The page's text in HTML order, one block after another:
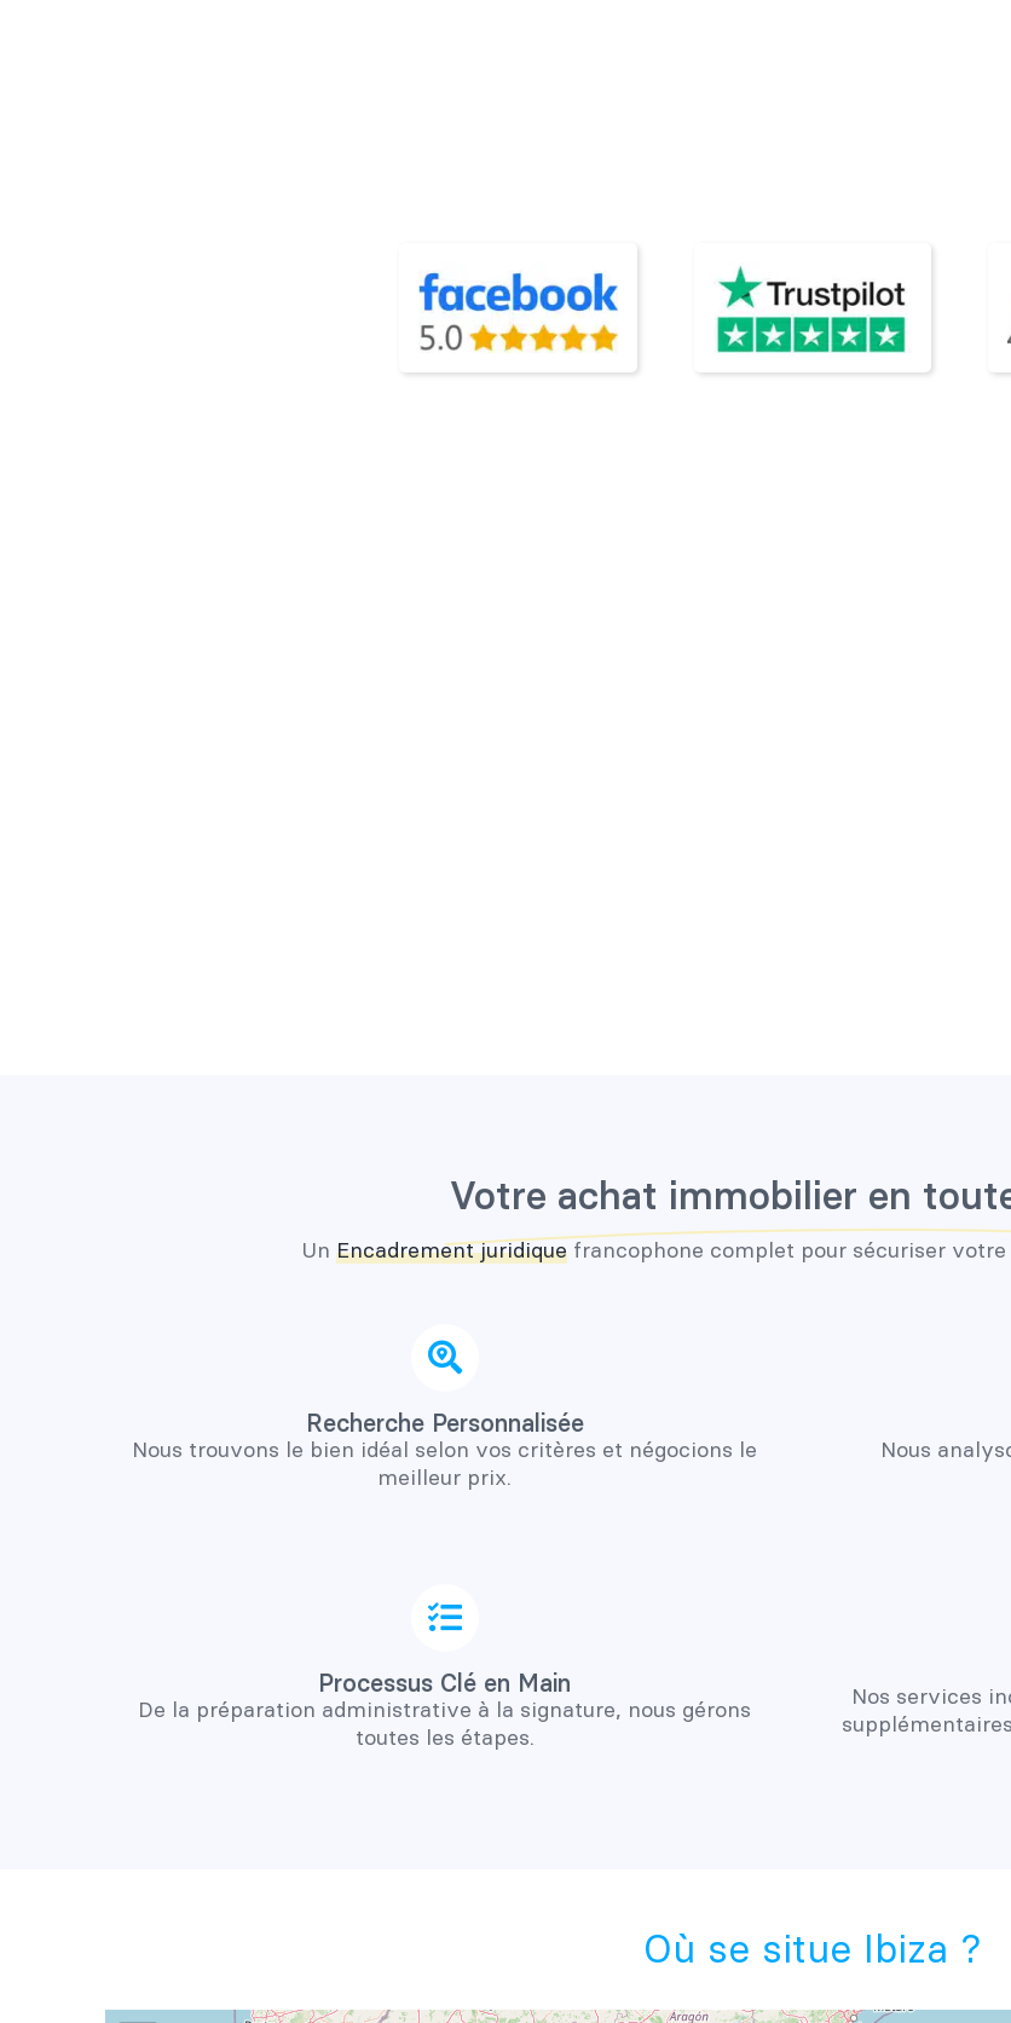
Votre achat immobilier en
Un Encadrement juridiquefrancophone complet pour sécuriser
Recherche Personnalisée
Nous trouvons le bien idéal selon vos critères et négocions le
meilleur prix.
Nous
Processus Clé en Main
De la préparation administrative à la signature, nous gérons
toutes les étapes.
Nos services
Où se situe Ibiza ?